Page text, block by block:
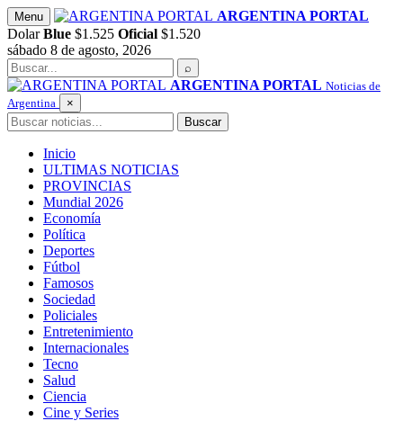
Saltar
al
contenido
Menu
ARGENTINA PORTAL
Dolar Blue $1.525 Oficial $1.520
sábado 8 de agosto, 2026
Buscar
⌕
ARGENTINA PORTAL Noticias de
Argentina
×
Buscar Buscar
Inicio
ULTIMAS NOTICIAS
PROVINCIAS
Mundial 2026
Economía
Política
Deportes
Fútbol
Famosos
Sociedad
Policiales
Entretenimiento
Internacionales
Tecno
Salud
Ciencia
Cine y Series